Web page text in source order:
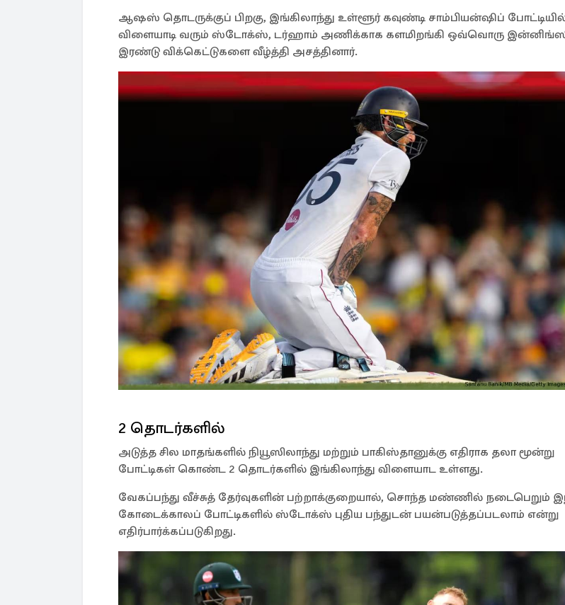
ஆஷஸ் தொடருக்குப் பிறகு, இங்கிலாந்து உள்ளூர் கவுண்டி சாம்பியன்ஷிப்
விளையாடி வரும் ஸ்டோக்ஸ், டர்ஹாம் அணிக்காக களமிறங்கி ஒவ்வொரு
இரண்டு விக்கெட்டுகளை வீழ்த்தி அசத்தினார்.
2 தொடர்களில்
அடுத்த சில மாதங்களில் நியூஸிலாந்து மற்றும் பாகிஸ்தானுக்கு எதிராக தலா மூன்று
போட்டிகள் கொண்ட 2 தொடர்களில் இங்கிலாந்து விளையாட உள்ளது.
வேகப்பந்து வீச்சுத் தேர்வுகளின் பற்றாக்குறையால், சொந்த மண்ணில் நடைபெறும்
கோடைக்காலப் போட்டிகளில் ஸ்டோக்ஸ் புதிய பந்துடன் பயன்படுத்தப்படலாம் என்று
எதிர்பார்க்கப்படுகிறது.